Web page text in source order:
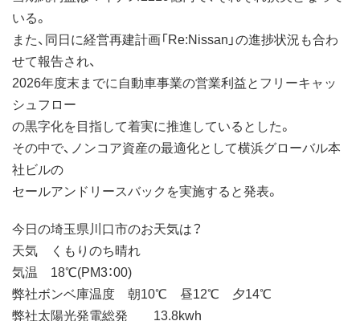
いる。
また、同日に経営再建計画「Re:Nissan」の進捗状況も合わ
せて報告され、
2026年度末までに自動車事業の営業利益とフリーキャッ
シュフロー
の黒字化を目指して着実に推進しているとした。
その中で、ノンコア資産の最適化として横浜グローバル本
社ビルの
セールアンドリースバックを実施すると発表。
今日の埼玉県川口市のお天気は？
天気 くもりのち晴れ
気温 18℃(PM3：00)
弊社ボンベ庫温度 朝10℃ 昼12℃ 夕14℃
弊社太陽光発電総発 13.8kwh